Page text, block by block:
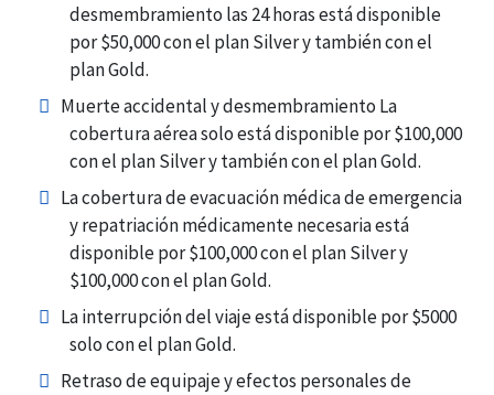
desmembramiento las 24 horas está disponible
por $50,000 con el plan Silver y también con el
plan Gold.
Muerte accidental y desmembramiento La
cobertura aérea solo está disponible por $100,000
con el plan Silver y también con el plan Gold.
La cobertura de evacuación médica de emergencia
y repatriación médicamente necesaria está
disponible por $100,000 con el plan Silver y
$100,000 con el plan Gold.
La interrupción del viaje está disponible por $5000
solo con el plan Gold.
Retraso de equipaje y efectos personales de